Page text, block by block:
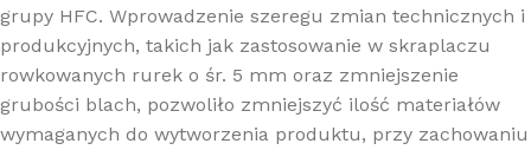
grupy HFC. Wprowadzenie szeregu zmian technicznych i
produkcyjnych, takich jak zastosowanie w skraplaczu
rowkowanych rurek o śr. 5 mm oraz zmniejszenie
grubości blach, pozwoliło zmniejszyć ilość materiałów
wymaganych do wytworzenia produktu, przy zachowaniu